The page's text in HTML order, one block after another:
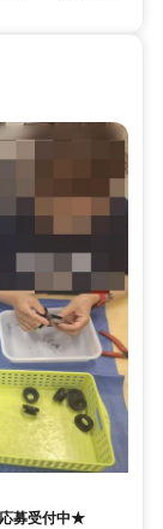
募受付中★